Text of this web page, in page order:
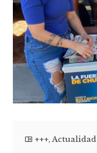
+++,Actualidad